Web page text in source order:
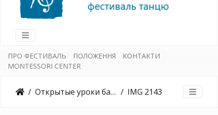
ПРО ФЕСТИВАЛЬ ПОЛОЖЕННЯ
КОНТАКТИ
MONTESSORI CENTER
Открытые уроки балета 27.05.2017 IMG 2143